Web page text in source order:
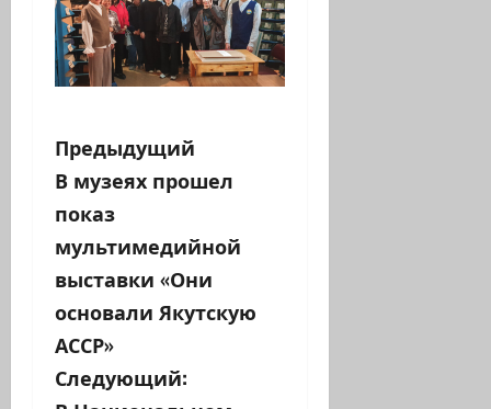
Н
а
в
и
г
а
Предыдущий
В музеях прошел
показ
мультимедийной
выставки «Они
основали Якутскую
АССР»
Следующий: